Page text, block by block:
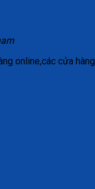
online,các cửa hàng